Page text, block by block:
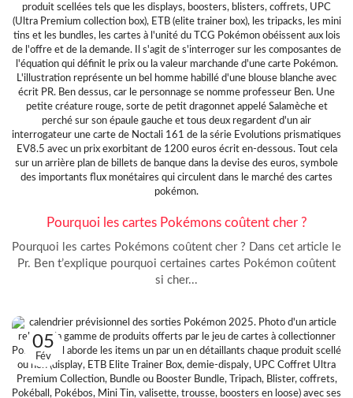
Pourquoi les cartes Pokémons coûtent cher ?
Pourquoi les cartes Pokémons coûtent cher ? Dans cet article le
Pr. Ben t’explique pourquoi certaines cartes Pokémon coûtent
si cher...
05
Fév